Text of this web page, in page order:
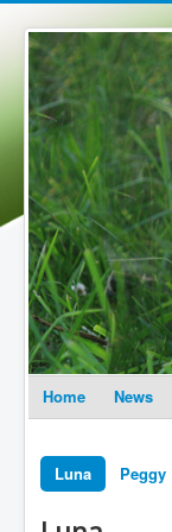
Home News
Luna Peggy